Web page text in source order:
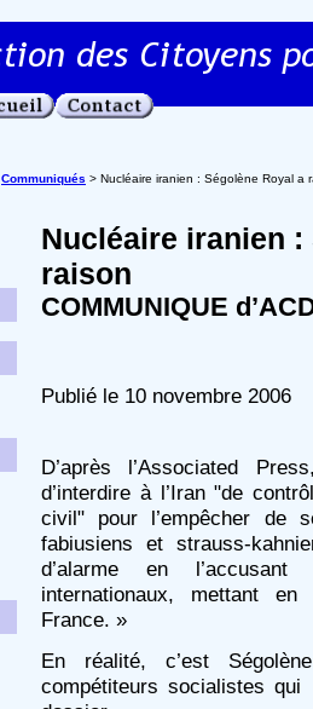
Communiqués > Nucléaire iranien : Ségolène Royal a
Nucléaire iranien :
raison
COMMUNIQUE
Publié le 10 novembre 2006
D’après l’Associated
d’interdire à l’Iran "de
civil" pour l’empêcher de
fabiusiens et strauss-
d’alarme en
internationaux, mettant
France. »
En réalité, c’est
compétiteurs socialistes qui